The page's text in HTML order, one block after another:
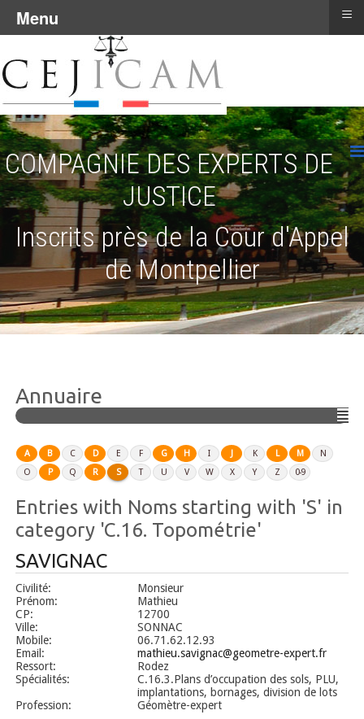
COMPAGNIE DES EXPERTS DE
JUSTICE
Inscrits près de la Cour d'Appel
de Montpellier
Annuaire
A B C D E F G H I K L M
N
O
P Q R S T U V W X Y Z 0-9
Entries with Noms starting with 'S' in
category 'C.16. Topométrie'
SAVIGNAC
Civilité:
Monsieur
Prénom:
Mathieu
CP:
12700
Ville:
SONNAC
Mobile:
06.71.62.12.93
Email:
mathieu.savignac@geometre-expert.fr
Ressort:
Rodez
Spécialités:
C.16.3.Plans d’occupation des sols, PLU,
implantations, bornages, division de lots
Profession:
Géomètre-expert
Menu ≡